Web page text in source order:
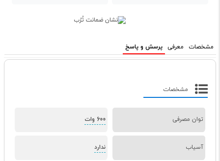
مشخصات معرفی پرسش و پاسخ
مشخصات
توان مصرفی 600 وات
آسیاب ندارد